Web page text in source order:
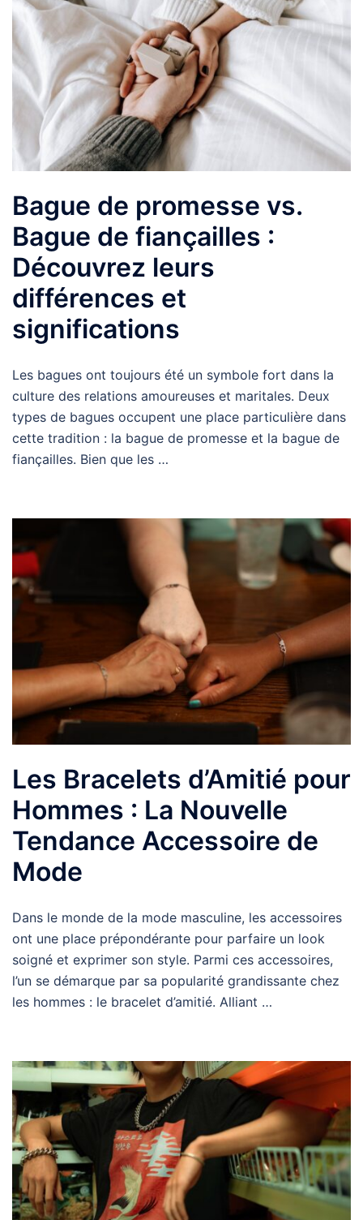
Bague de promesse vs.
Bague de fiançailles :
Découvrez leurs
différences et
significations
Les bagues ont toujours été un symbole fort dans la
culture des relations amoureuses et maritales. Deux
types de bagues occupent une place particulière dans
cette tradition : la bague de promesse et la bague de
fiançailles. Bien que les …
Les Bracelets d’Amitié pour
Hommes : La Nouvelle
Tendance Accessoire de
Mode
Dans le monde de la mode masculine, les accessoires
ont une place prépondérante pour parfaire un look
soigné et exprimer son style. Parmi ces accessoires,
l’un se démarque par sa popularité grandissante chez
les hommes : le bracelet d’amitié. Alliant …